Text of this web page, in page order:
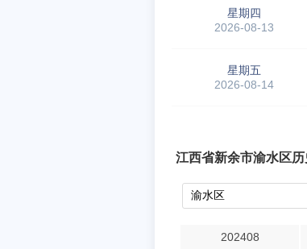
星期四
2026-08-13
星期五
2026-08-14
江西省新余市渝水区
202408